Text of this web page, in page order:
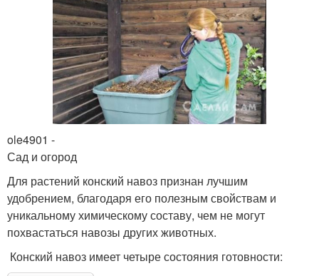
ole4901 -
Сад и огород
Для растений конский навоз признан лучшим
удобрением, благодаря его полезным свойствам и
уникальному химическому составу, чем не могут
похвастаться навозы других животных.
Конский навоз имеет четыре состояния готовности: